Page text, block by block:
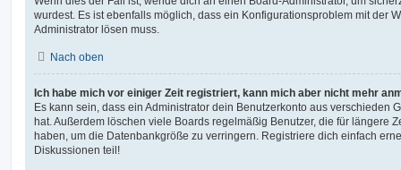
wurdest. Es ist ebenfalls möglich, dass ein Konfigurationsproblem mit der
Administrator lösen muss.
Nach oben
Ich habe mich vor einiger Zeit registriert, kann mich aber nicht mehr
Es kann sein, dass ein Administrator dein Benutzerkonto aus verschieden
hat. Außerdem löschen viele Boards regelmäßig Benutzer, die für längere
haben, um die Datenbankgröße zu verringern. Registriere dich einfach
Diskussionen teil!